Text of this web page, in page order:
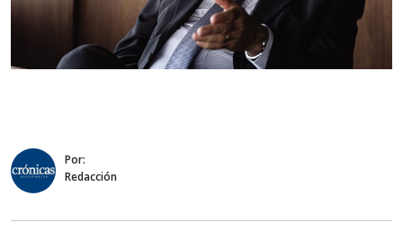
Por:
Redacción